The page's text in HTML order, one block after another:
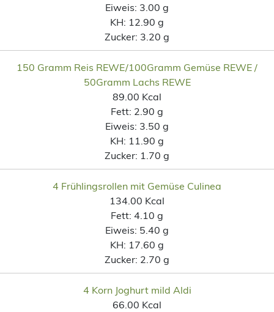
Eiweis: 3.00 g
KH: 12.90 g
Zucker: 3.20 g
150 Gramm Reis REWE/100Gramm Gemüse REWE /
50Gramm Lachs REWE
89.00 Kcal
Fett: 2.90 g
Eiweis: 3.50 g
KH: 11.90 g
Zucker: 1.70 g
4 Frühlingsrollen mit Gemüse Culinea
134.00 Kcal
Fett: 4.10 g
Eiweis: 5.40 g
KH: 17.60 g
Zucker: 2.70 g
4 Korn Joghurt mild Aldi
66.00 Kcal